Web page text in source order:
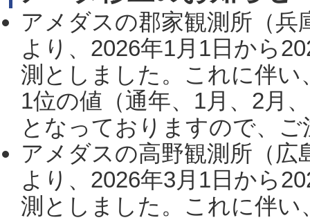
アメダスの郡家観測所（
より、2026年1月1日から
測としました。これに伴い
1位の値（通年、1月、2月
となっておりますので、
アメダスの高野観測所（
より、2026年3月1日から
測としました。これに伴い